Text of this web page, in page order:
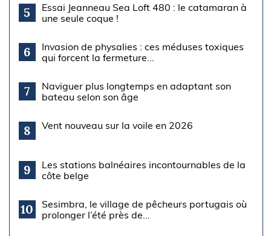
5
Essai Jeanneau Sea Loft 480 : le catamaran à
une seule coque !
6
Invasion de physalies : ces méduses toxiques
qui forcent la fermeture...
7
Naviguer plus longtemps en adaptant son
bateau selon son âge
8 Vent nouveau sur la voile en 2026
9
Les stations balnéaires incontournables de la
côte belge
10
Sesimbra, le village de pêcheurs portugais où
prolonger l’été près de...